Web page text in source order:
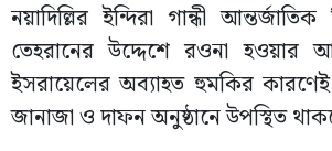
নয়াদিল্লির ইন্দিরা গান্ধী
তেহরানের উদ্দেশে রওনা হওয়ার
ইসরায়েলের অব্যাহত হুমকির
জানাজা ও দাফন অনুষ্ঠানে উপস্থিত